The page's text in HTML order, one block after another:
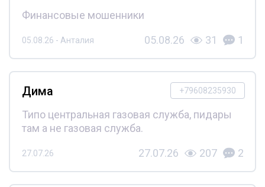
Финансовые мошенники
05.08.26 - Анталия 05.08.26 31 1
+79608235930
Дима
Типо центральная газовая служба, пидары
там а не газовая служба.
27.07.26 27.07.26 207 2